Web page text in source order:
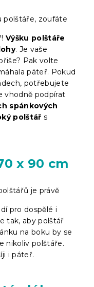
polštáře, zoufáte
Výšku polštáře
. Je vaše
Pak volte
páteř. Pokud
potřebujete
vhodně podpírat
spánkových
polštář s
x 90 cm
je právě
pro dospělé i
tak, aby polštář
na boku by se
nikoliv polštáře.
i páteř.